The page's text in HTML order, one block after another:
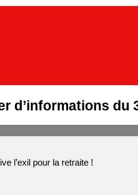
d’informations du
l’exil pour la retraite !